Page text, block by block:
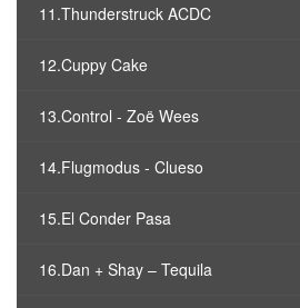
11.Thunderstruck ACDC
12.Cuppy Cake
13.Control - Zoë Wees
14.Flugmodus - Clueso
15.El Conder Pasa
16.Dan + Shay – Tequila